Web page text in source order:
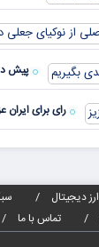
پیش
رای برای ایران
ارز دیجیتال
تماس با ما